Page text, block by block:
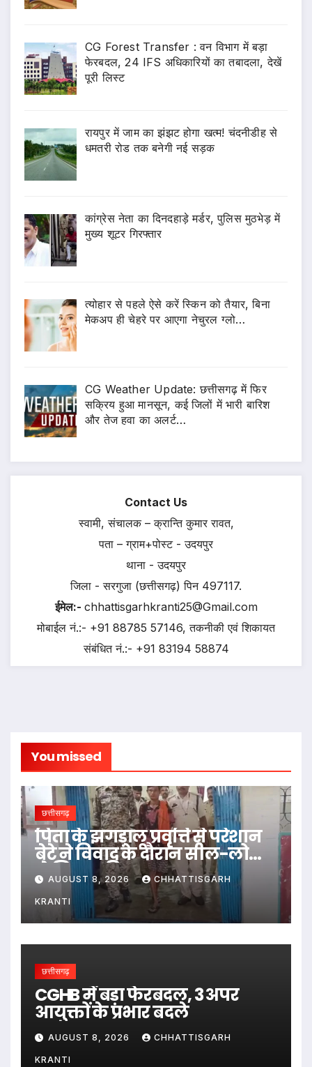
CG Forest Transfer : वन विभाग में बड़ा
फेरबदल, 24 IFS अधिकारियों का तबादला, देखें
पूरी लिस्ट
रायपुर में जाम का झंझट होगा खत्म! चंदनीडीह से
धमतरी रोड तक बनेगी नई सड़क
कांग्रेस नेता का दिनदहाड़े मर्डर, पुलिस मुठभेड़ में
मुख्य शूटर गिरफ्तार
त्योहार से पहले ऐसे करें स्किन को तैयार, बिना
मेकअप ही चेहरे पर आएगा नेचुरल ग्लो…
CG Weather Update: छत्तीसगढ़ में फिर
सक्रिय हुआ मानसून, कई जिलों में भारी बारिश
और तेज हवा का अलर्ट…
Contact Us
स्वामी, संचालक – क्रान्ति कुमार रावत,
पता – ग्राम+पोस्ट - उदयपुर
थाना - उदयपुर
जिला - सरगुजा (छत्तीसगढ़) पिन 497117.
ईमेल:- chhattisgarhkranti25@Gmail.com
मोबाईल नं.:- +91 88785 57146, तकनीकी एवं शिकायत
संबंधित नं.:- +91 83194 58874
You missed
छत्तीसगढ़
पिता के झगड़ालू प्रवृत्ति से परेशान
बेटे ने विवाद के दौरान सील-लोढ़ा
से सिर पर किया वार…
AUGUST 8, 2026 CHHATTISGARH
KRANTI
छत्तीसगढ़
CGHB में बड़ा फेरबदल, 3 अपर
आयुक्तों के प्रभार बदले
AUGUST 8, 2026 CHHATTISGARH
KRANTI